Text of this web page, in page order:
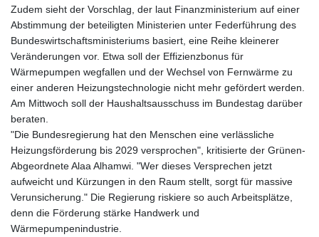
LKR 387.745291
LRD 209.896866
LSL 18.648909
LTL 3.413768
LVL 0.699335
LYD 7.358849
MAD 10.757887
MGA 4982.944983
MKD 61.70777
MMK 2427.367709
MNT 4157.510076
MOP 9.34149
MRU 46.349915
Zudem sieht der Vorschlag, der laut Finanzministerium auf einer
Abstimmung der beteiligten Ministerien unter Federführung des
Bundeswirtschaftsministeriums basiert, eine Reihe kleinerer
Veränderungen vor. Etwa soll der Effizienzbonus für
Wärmepumpen wegfallen und der Wechsel von Fernwärme zu
einer anderen Heizungstechnologie nicht mehr gefördert werden.
Am Mittwoch soll der Haushaltsausschuss im Bundestag darüber
beraten.
"Die Bundesregierung hat den Menschen eine verlässliche
Heizungsförderung bis 2029 versprochen", kritisierte der Grünen-
Abgeordnete Alaa Alhamwi. "Wer dieses Versprechen jetzt
aufweicht und Kürzungen in den Raum stellt, sorgt für massive
Verunsicherung." Die Regierung riskiere so auch Arbeitsplätze,
denn die Förderung stärke Handwerk und
Wärmepumpenindustrie.